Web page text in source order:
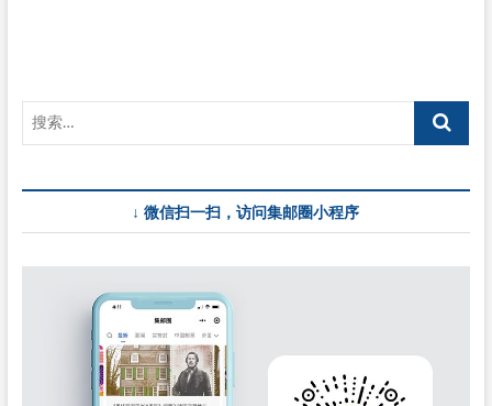
↓ 微信扫一扫，访问集邮圈小程序